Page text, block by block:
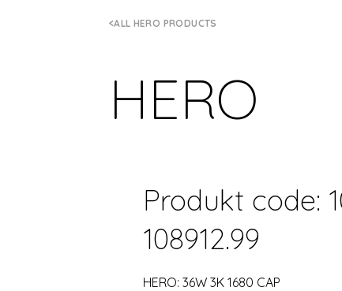
ALL HERO PRODUCTS
HERO
Produkt code:
108912.99
HERO: 36W 3K 1680 CAP